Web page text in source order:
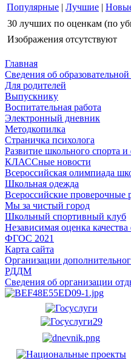
Популярные | Лучшие |
30 лучших по оценкам (по
Изображения отсутствуют
Главная
Сведения об
Для родителей
Выпускнику
Воспитательная работа
Электронный дневник
Методкопилка
Страничка психолога
Развитие школьного спорта
КЛАССные новости
Всероссийская олимпиада
Школьная одежда
Всероссийские проверочные
Мы за чистый город
Школьный спортивный клуб
Независимая оценка качества
ФГОС 2021
Карта сайта
Организации
РДДМ
Сведения об организации